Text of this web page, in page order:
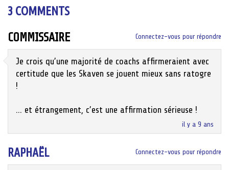
3 COMMENTS
COMMISSAIRE
il y a 9 ans
Je crois qu’une majorité de coachs affirmeraient avec
certitude que les Skaven se jouent mieux sans ratogre
!
… et étrangement, c’est une affirmation sérieuse !
Connectez-vous pour répondre
RAPHAËL Connectez-vous pour répondre